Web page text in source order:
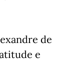
de
e